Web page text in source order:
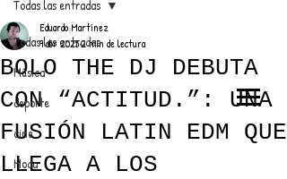
EL TRENDY TOP
CON EDDY MARTINEZ
Todas las entradas
Música
deporte
cine
Moda
Todas las entradas
BOLO THE DJ DEBUTA
CON “ACTITUD.”: UNA
FUSIÓN LATIN EDM QUE
LLEGA A LOS
Eduardo Martínez
9 abr 20252 min de lectura